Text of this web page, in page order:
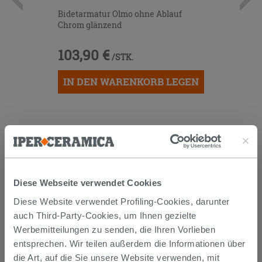
Diese Webseite verwendet Cookies
Diese Website verwendet Profiling-Cookies, darunter
auch Third-Party-Cookies, um Ihnen gezielte
Werbemitteilungen zu senden, die Ihren Vorlieben
entsprechen. Wir teilen außerdem die Informationen über
die Art, auf die Sie unsere Website verwenden, mit
Bidetarmatur Olmo ohne Ablauf
Chrom glänzend
103,90 € /STK.
IN DEN WARENKORB LEGEN
Versand
Die Waren werden normalerweise innerhalb von 15
Werktagen ab der Auftragsbestätigung zum Versand